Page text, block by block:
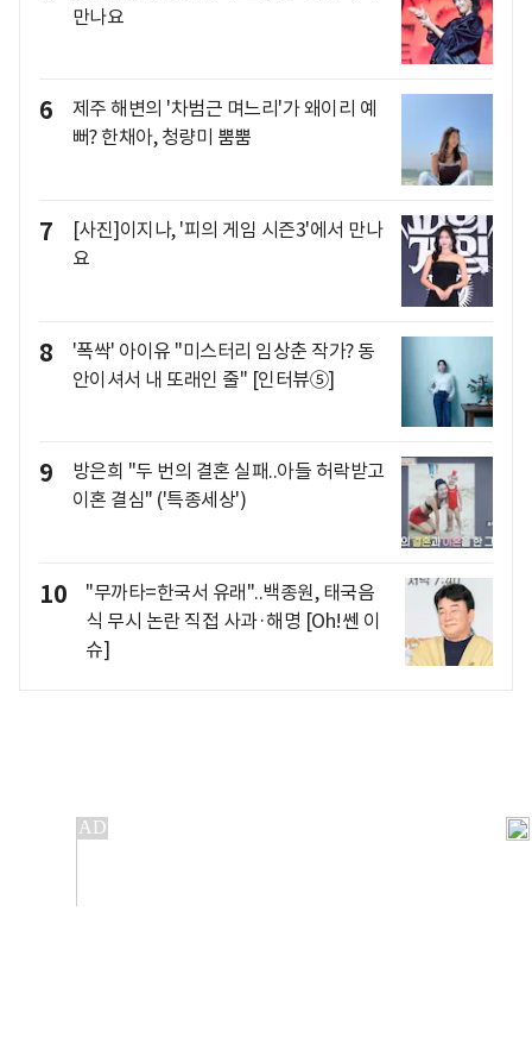
만나요
6
제주 해변의 '차범근 며느리'가 왜이리 예
뻐? 한채아, 청량미 뿜뿜
7
[사진]이지나, '피의 게임 시즌3'에서 만나
요
8
'폭싹' 아이유 "미스터리 임상춘 작가? 동
안이셔서 내 또래인 줄" [인터뷰⑤]
9
방은희 "두 번의 결혼 실패..아들 허락받고
이혼 결심" ('특종세상')
10
"무까타=한국서 유래"..백종원, 태국음
식 무시 논란 직접 사과·해명 [Oh!쎈 이
슈]